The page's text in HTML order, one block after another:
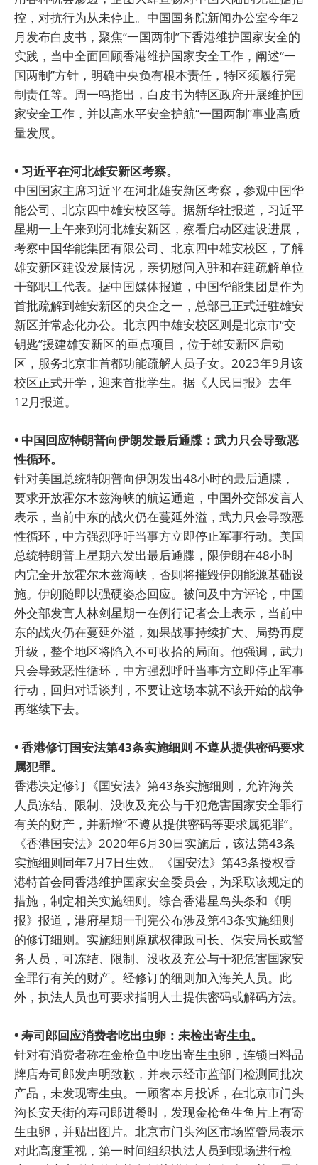
控，对抗行为从未停止。中国国务院新闻办公室今年2
月发布白皮书，聚焦“一国两制”下香港维护国家安全的
实践，当中全面回顾香港维护国家安全工作，阐述“一
国两制”方针，明确中央负有根本责任，特区须履行宪
制责任等。周一鸣指出，白皮书为特区政府开展维护国
家安全工作，并以高水平安全护航“一国两制”事业高质
量发展。
• 习近平在河北雄安新区考察。
中国国家主席习近平在河北雄安新区考察，参观中国华
能公司、北京四中雄安校区等。据新华社报道，习近平
星期一上午来到河北雄安新区，察看启动区建设进展，
考察中国华能集团有限公司、北京四中雄安校区，了解
雄安新区建设发展情况，亲切慰问入驻和在建疏解单位
干部职工代表。据中国媒体报道，中国华能集团是作为
首批疏解到雄安新区的央企之一，总部已正式迁驻雄安
新区并常态化办公。北京四中雄安校区则是北京市“交
钥匙”援建雄安新区的重点项目，位于雄安新区启动
区，服务北京非首都功能疏解人员子女。2023年9月该
校区正式开学，迎来首批学生。据《人民日报》去年
12月报道。
• 中国回应特朗普向伊朗发最后通牒：武力只会导致恶
性循环。
针对美国总统特朗普向伊朗发出48小时的最后通牒，
要求开放霍尔木兹海峡的航运通道，中国外交部发言人
表示，当前中东的战火仍在蔓延外溢，武力只会导致恶
性循环，中方强烈呼吁当事方立即停止军事行动。美国
总统特朗普上星期六发出最后通牒，限伊朗在48小时
内完全开放霍尔木兹海峡，否则将摧毁伊朗能源基础设
施。伊朗随即以强硬姿态回应。被问及中方评论，中国
外交部发言人林剑星期一在例行记者会上表示，当前中
东的战火仍在蔓延外溢，如果战事持续扩大、局势再度
升级，整个地区将陷入不可收拾的局面。他强调，武力
只会导致恶性循环，中方强烈呼吁当事方立即停止军事
行动，回归对话谈判，不要让这场本就不该开始的战争
再继续下去。
• 香港修订国安法第43条实施细则 不遵从提供密码要求
属犯罪。
香港决定修订《国安法》第43条实施细则，允许海关
人员冻结、限制、没收及充公与干犯危害国家安全罪行
有关的财产，并新增“不遵从提供密码等要求属犯罪”。
《香港国安法》2020年6月30日实施后，该法第43条
实施细则同年7月7日生效。《国安法》第43条授权香
港特首会同香港维护国家安全委员会，为采取该规定的
措施，制定相关实施细则。综合香港星岛头条和《明
报》报道，港府星期一刊宪公布涉及第43条实施细则
的修订细则。实施细则原赋权律政司长、保安局长或警
务人员，可冻结、限制、没收及充公与干犯危害国家安
全罪行有关的财产。经修订的细则加入海关人员。此
外，执法人员也可要求指明人士提供密码或解码方法。
• 寿司郎回应消费者吃出虫卵：未检出寄生虫。
针对有消费者称在金枪鱼中吃出寄生虫卵，连锁日料品
牌店寿司郎发声明致歉，并表示经市监部门检测同批次
产品，未发现寄生虫。一顾客本月投诉，在北京市门头
沟长安天街的寿司郎进餐时，发现金枪鱼生鱼片上有寄
生虫卵，并贴出图片。北京市门头沟区市场监管局表示
对此高度重视，第一时间组织执法人员到现场进行检